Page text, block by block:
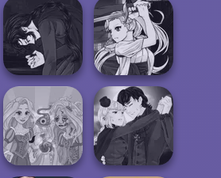
Victorian Alice
Hotel Fever
Tycoon
Manga Creator
Vampire Hunter
P...
Manga Creator
Vampire Hunter
P...